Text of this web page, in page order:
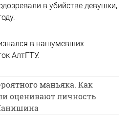
в убийстве девушки,
в нашумевших
АлтГТУ.
маньяка. Как
оценивают личность